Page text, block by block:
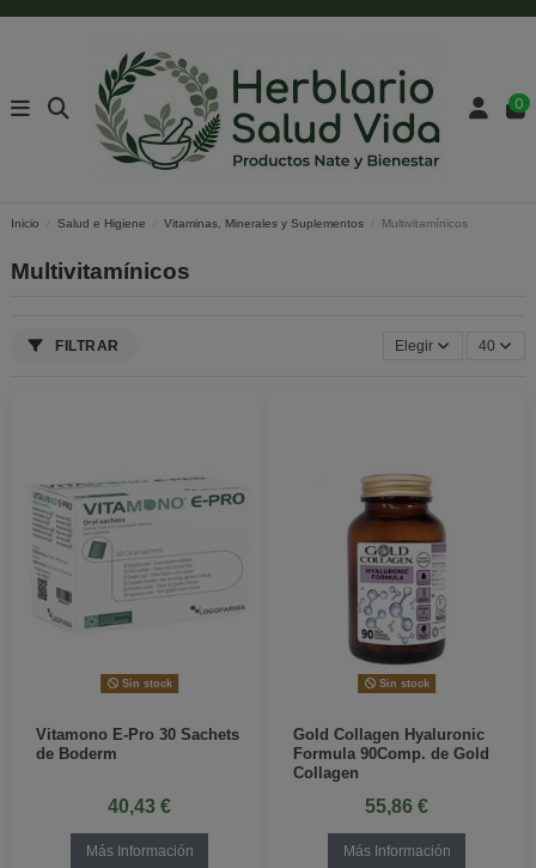
0
Inicio Salud e Higiene Vitaminas, Minerales y Suplementos Multivitamínicos
Multivitamínicos
FILTRAR Elegir 40
Sin stock
Vitamono E-Pro 30 Sachets
de Boderm
40,43 €
Más Información
Sin stock
Gold Collagen Hyaluronic
Formula 90Comp. de Gold
Collagen
55,86 €
Más Información